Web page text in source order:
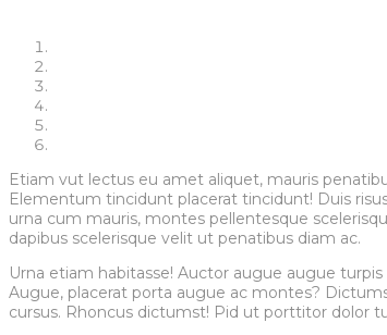
Etiam vut lectus eu amet aliquet, mauris
Elementum tincidunt placerat tincidunt! Duis
urna cum mauris, montes pellentesque
dapibus scelerisque velit ut penatibus diam ac.
Urna etiam habitasse! Auctor augue augue
Augue, placerat porta augue ac montes?
cursus. Rhoncus dictumst! Pid ut porttitor dolor